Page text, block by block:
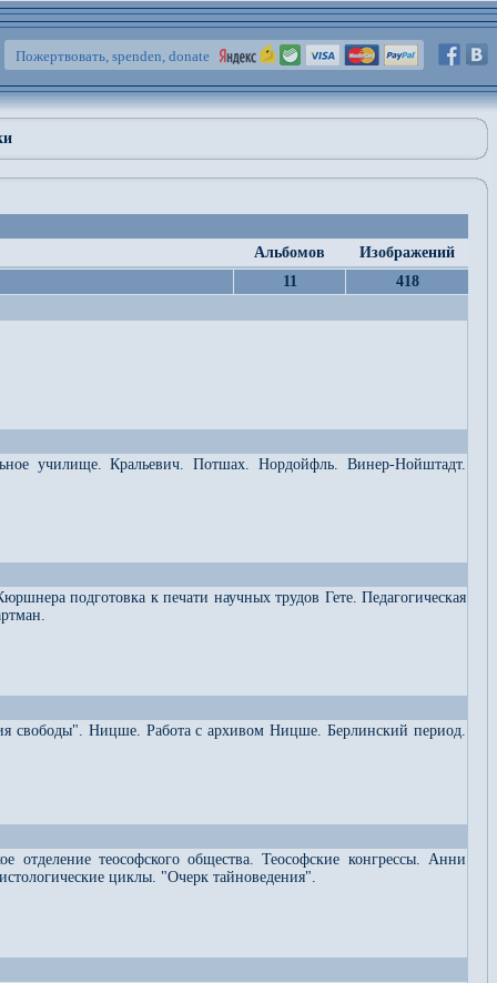
Пожертвовать, spenden, donate
Альбомов
Изображений
11
418
училище. Кральевич. Потшах. Нордойфль. Винер-Нойштадт.
подготовка к печати научных трудов Гете. Педагогическая
свободы". Ницше. Работа с архивом Ницше. Берлинский период.
теософского общества. Теософские конгрессы. Анни
циклы. "Очерк тайноведения".